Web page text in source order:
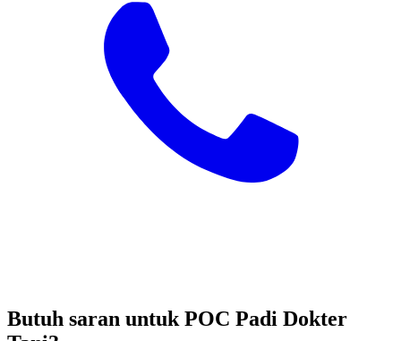
Butuh saran untuk POC Padi Dokter